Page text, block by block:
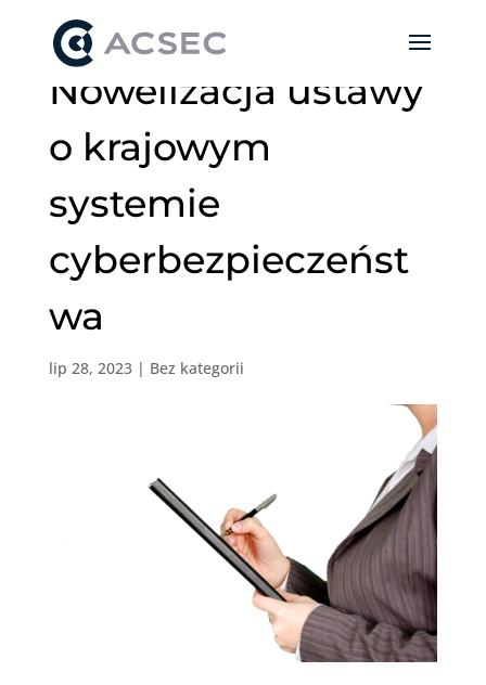
Nowelizacja ustawy
o krajowym
systemie
cyberbezpieczeńst
wa
lip 28, 2023| Bez kategorii